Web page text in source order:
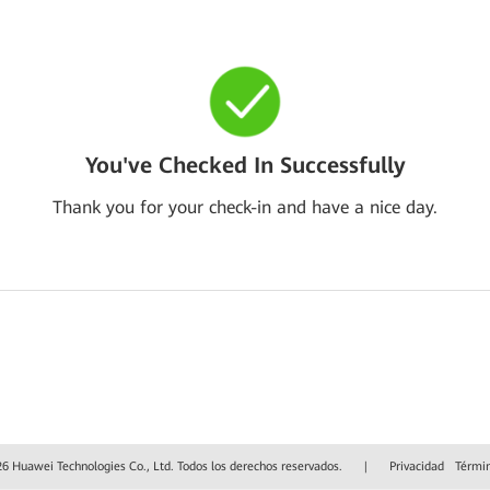
You've Checked In Successfully
Thank you for your check-in and have a nice day.
Huawei Technologies Co., Ltd. Todos los derechos reservados. | Privacidad